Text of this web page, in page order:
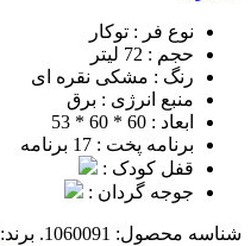
نوع فر : توکار
حجم : 72 لیتر
رنگ : مشکی نقره ای
منبع انرژی : برق
ابعاد : 60 * 60 * 53
برنامه پخت : 17 برنامه
قفل کودک :
جوجه گردان :
شناسه محصول: 1060091. برند: